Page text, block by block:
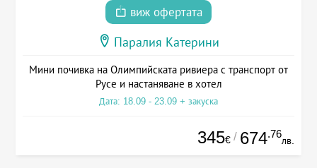
виж офертата
Паралия Катерини
Мини почивка на Олимпийската ривиера с транспорт от
Русе и настаняване в хотел
Дата: 18.09 - 23.09 + закуска
345€ / 674.76
лв.